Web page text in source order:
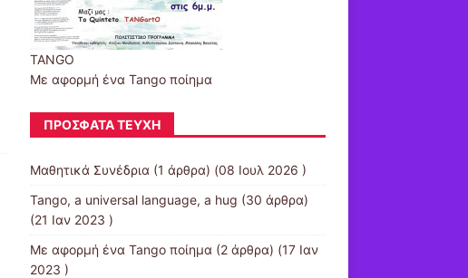
TANGO
Με αφορμή ένα Tango ποίημα
ΠΡΌΣΦΑΤΑ ΤΕΎΧΗ
Μαθητικά Συνέδρια (1 άρθρα) (08 Ιουλ 2026 )
Tango, a universal language, a hug (30 άρθρα)
(21 Ιαν 2023 )
Με αφορμή ένα Tango ποίημα (2 άρθρα) (17 Ιαν
2023 )